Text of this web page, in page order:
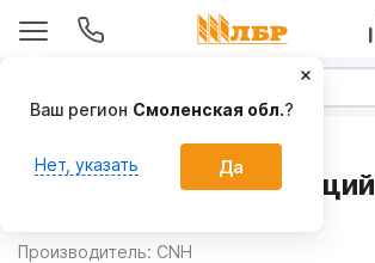
Палец противорежущий
Производитель: CNH
Ваш регион Смоленская обл.?
Нет, указать Да